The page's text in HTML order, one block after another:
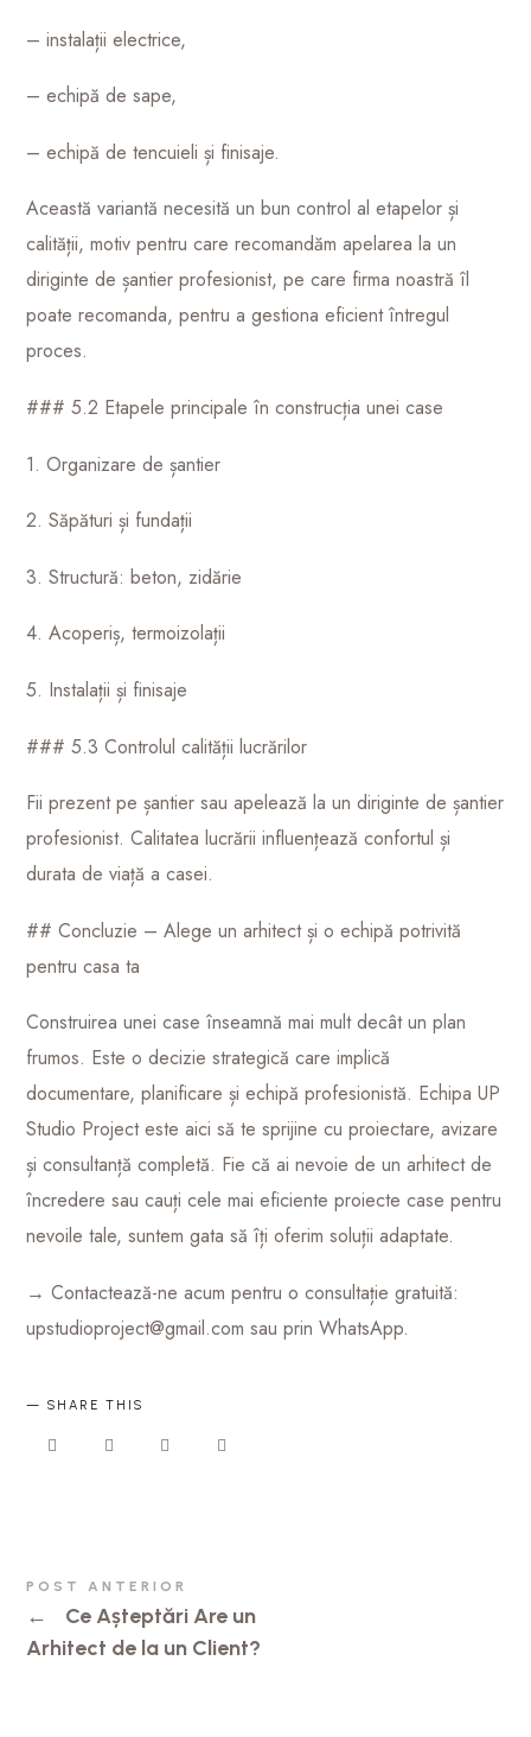
– instalații electrice,
– echipă de sape,
– echipă de tencuieli și finisaje.
Această variantă necesită un bun control al etapelor și
calității, motiv pentru care recomandăm apelarea la un
diriginte de șantier profesionist, pe care firma noastră îl
poate recomanda, pentru a gestiona eficient întregul
proces.
### 5.2 Etapele principale în construcția unei case
1. Organizare de șantier
2. Săpături și fundații
3. Structură: beton, zidărie
4. Acoperiș, termoizolații
5. Instalații și finisaje
### 5.3 Controlul calității lucrărilor
Fii prezent pe șantier sau apelează la un diriginte de șantier
profesionist. Calitatea lucrării influențează confortul și
durata de viață a casei.
## Concluzie – Alege un arhitect și o echipă potrivită
pentru casa ta
Construirea unei case înseamnă mai mult decât un plan
frumos. Este o decizie strategică care implică
documentare, planificare și echipă profesionistă. Echipa UP
Studio Project este aici să te sprijine cu proiectare, avizare
și consultanță completă. Fie că ai nevoie de un arhitect de
încredere sau cauți cele mai eficiente proiecte case pentru
nevoile tale, suntem gata să îți oferim soluții adaptate.
→ Contactează-ne acum pentru o consultație gratuită:
upstudioproject@gmail.com sau prin WhatsApp.
SHARE THIS
POST ANTERIOR
←
Ce Așteptări Are un
Arhitect de la un Client?